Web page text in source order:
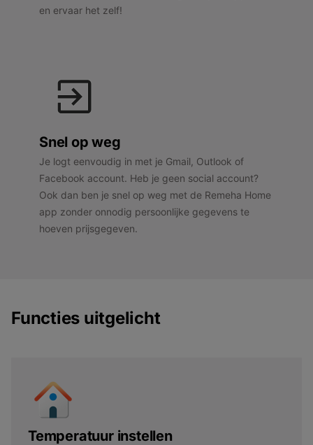
en ervaar het zelf!
Snel op weg
Je logt eenvoudig in met je Gmail, Outlook of
Facebook account. Heb je geen social account?
Ook dan ben je snel op weg met de Remeha Home
app zonder onnodig persoonlijke gegevens te
hoeven prijsgegeven.
Functies uitgelicht
Temperatuur instellen